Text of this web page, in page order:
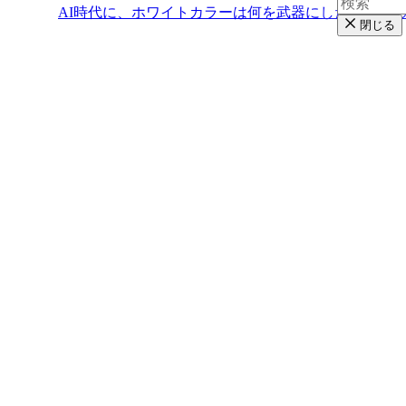
AI時代に、ホワイトカラーは何を武器にしたらいい
閉じる